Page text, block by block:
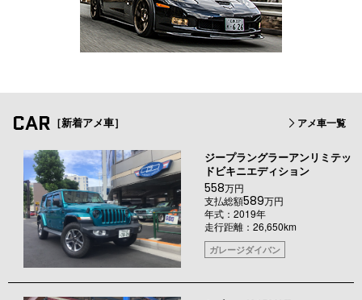
CAR ［新着アメ車］ アメ車一覧
ジープラングラーアンリミテッ
ドビキニエディション
558万円
支払総額589万円
年式：2019年
走行距離：26,650km
ガレージダイバン